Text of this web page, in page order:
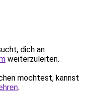
dich an
weiterzuleiten.
möchtest, kannst
.